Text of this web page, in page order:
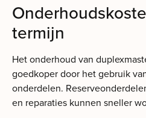
termijn
Het onderhoud van
goedkoper door het gebruik
onderdelen.
en reparaties kunnen sneller